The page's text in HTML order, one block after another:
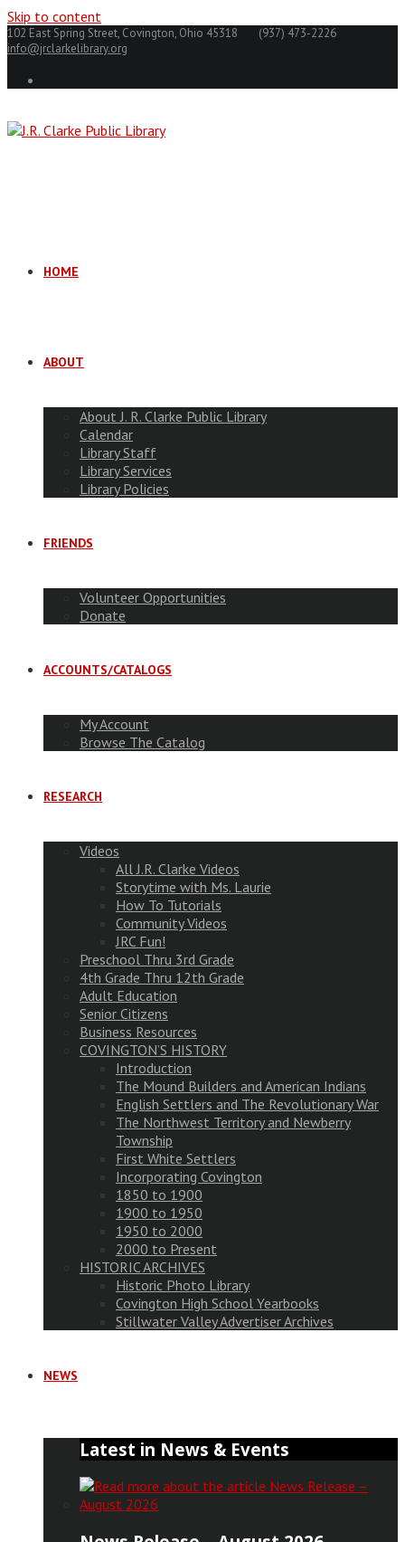
Skip to content
102 East Spring Street, Covington, Ohio 45318
(937) 473-2226
info@jrclarkelibrary.org
HOME
ABOUT
About J. R. Clarke Public Library
Calendar
Library Staff
Library Services
Library Policies
FRIENDS
Volunteer Opportunities
Donate
ACCOUNTS/CATALOGS
My Account
Browse The Catalog
RESEARCH
Videos
All J.R. Clarke Videos
Storytime with Ms. Laurie
How To Tutorials
Community Videos
JRC Fun!
Preschool Thru 3rd Grade
4th Grade Thru 12th Grade
Adult Education
Senior Citizens
Business Resources
COVINGTON’S HISTORY
Introduction
The Mound Builders and American Indians
English Settlers and The Revolutionary War
The Northwest Territory and Newberry
Township
First White Settlers
Incorporating Covington
1850 to 1900
1900 to 1950
1950 to 2000
2000 to Present
HISTORIC ARCHIVES
Historic Photo Library
Covington High School Yearbooks
Stillwater Valley Advertiser Archives
NEWS
Latest in News & Events